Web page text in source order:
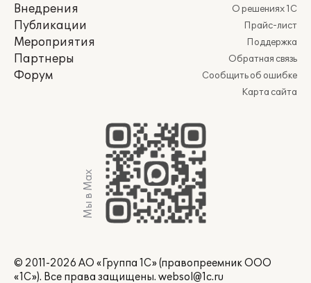
Внедрения
Публикации
Мероприятия
Партнеры
Форум
О решениях 1С
Прайс-лист
Поддержка
Обратная связь
Сообщить об ошибке
Карта сайта
Мы в Max
© 2011-2026 АО «Группа 1С» (правопреемник ООО
«1С»). Все права защищены. websol@1c.ru